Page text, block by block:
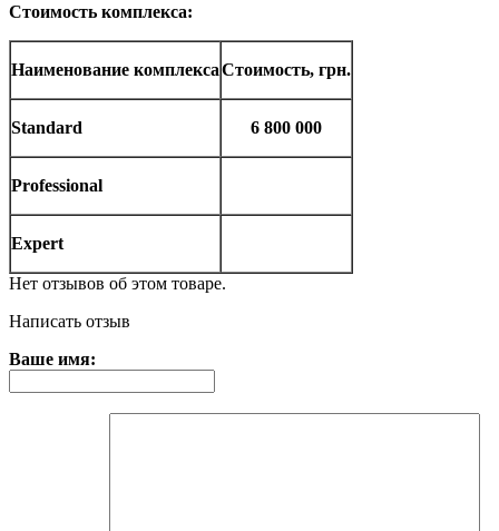
Стоимость комплекса:
Наименование комплексаСтоимость, грн.
Standard 6 800 000
Professional
Expert
Нет отзывов об этом товаре.
Написать отзыв
Ваше имя: